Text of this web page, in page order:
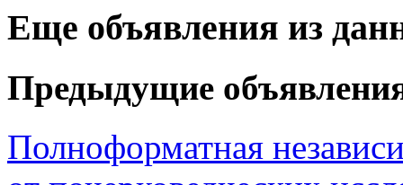
Еще объявления из
Предыдущие
Полноформатная